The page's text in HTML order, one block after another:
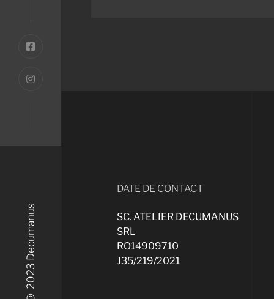
© 2023 Decumanus
DATE DE CONTACT
SC. ATELIER DECUMANUS
SRL
RO14909710
J35/219/2021